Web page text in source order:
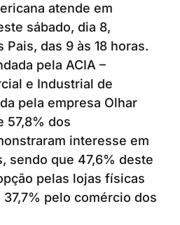
atende em
sábado, dia 8,
Pais, das 9 às 18 horas.
pela ACIA –
e Industrial de
pela empresa Olhar
57,8% dos
interesse em
sendo que 47,6% deste
pelas lojas físicas
pelo comércio dos